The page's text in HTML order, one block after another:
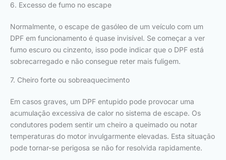
6. Excesso de fumo no escape
Normalmente, o escape de gasóleo de um veículo com um
DPF em funcionamento é quase invisível. Se começar a ver
fumo escuro ou cinzento, isso pode indicar que o DPF está
sobrecarregado e não consegue reter mais fuligem.
7. Cheiro forte ou sobreaquecimento
Em casos graves, um DPF entupido pode provocar uma
acumulação excessiva de calor no sistema de escape. Os
condutores podem sentir um cheiro a queimado ou notar
temperaturas do motor invulgarmente elevadas. Esta situação
pode tornar-se perigosa se não for resolvida rapidamente.